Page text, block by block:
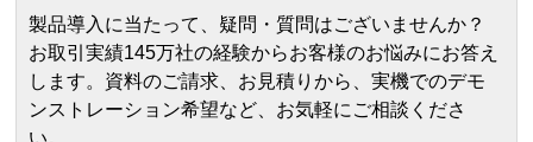
製品導入に当たって、疑問・質問はございませんか？
お取引実績145万社の経験からお客様のお悩みにお答え
します。 資料のご請求、お見積りから、実機でのデモ
ンストレーション希望など、お気軽にご相談くださ